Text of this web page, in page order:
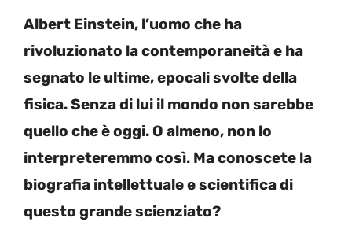
Albert Einstein, l’uomo che ha
rivoluzionato la contemporaneità e ha
segnato le ultime, epocali svolte della
fisica. Senza di lui il mondo non sarebbe
quello che è oggi. O almeno, non lo
interpreteremmo così. Ma conoscete la
biografia intellettuale e scientifica di
questo grande scienziato?